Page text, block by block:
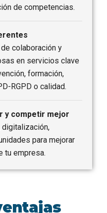
de competencias.
colaboración y
en servicios clave
formación,
RGPD o calidad.
y competir mejor
digitalización,
para mejorar
tu empresa.